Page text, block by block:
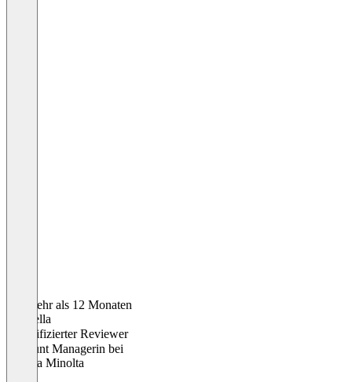
Vor mehr als 12 Monaten
Raffaella
Verifizierter Reviewer
Account Managerin bei
Konica Minolta